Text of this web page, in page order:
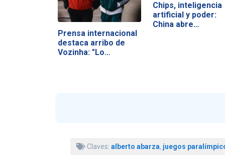
Prensa internacional
destaca arribo de
Vozinha: "Lo…
Chips, inteligencia
artificial y poder:
China abre…
Claves: alberto abarza, juegos